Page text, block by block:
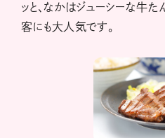
ッと、なかはジューシーな牛
客にも大人気です。